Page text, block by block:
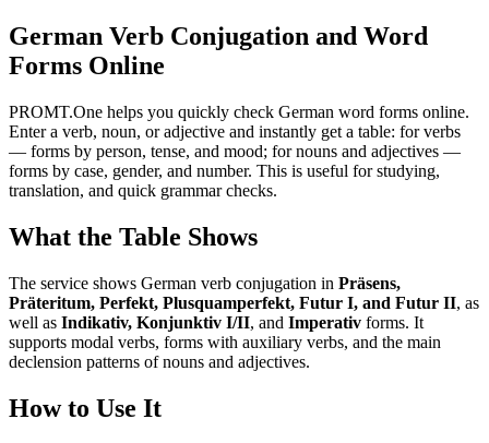
German Verb Conjugation and Word
Forms Online
PROMT.One helps you quickly check German word forms online.
Enter a verb, noun, or adjective and instantly get a table: for verbs
— forms by person, tense, and mood; for nouns and adjectives —
forms by case, gender, and number. This is useful for studying,
translation, and quick grammar checks.
What the Table Shows
The service shows German verb conjugation in Präsens,
Präteritum, Perfekt, Plusquamperfekt, Futur I, and Futur II, as
well as Indikativ, Konjunktiv I/II, and Imperativ forms. It
supports modal verbs, forms with auxiliary verbs, and the main
declension patterns of nouns and adjectives.
How to Use It